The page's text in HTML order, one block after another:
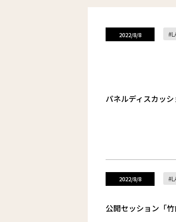
2022/8/8
パネルディスカッ
2022/8/8
公開セッション「